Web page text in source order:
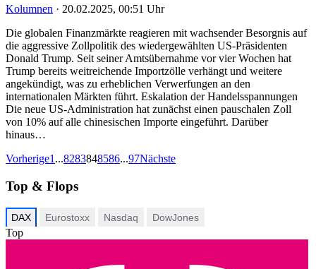
Kolumnen · 20.02.2025, 00:51 Uhr
Die globalen Finanzmärkte reagieren mit wachsender Besorgnis auf
die aggressive Zollpolitik des wiedergewählten US-Präsidenten
Donald Trump. Seit seiner Amtsübernahme vor vier Wochen hat
Trump bereits weitreichende Importzölle verhängt und weitere
angekündigt, was zu erheblichen Verwerfungen an den
internationalen Märkten führt. Eskalation der Handelsspannungen
Die neue US-Administration hat zunächst einen pauschalen Zoll
von 10% auf alle chinesischen Importe eingeführt. Darüber
hinaus…
Vorherige1 ...8283848586...97Nächste
Top & Flops
DAX Eurostoxx Nasdaq DowJones
Top